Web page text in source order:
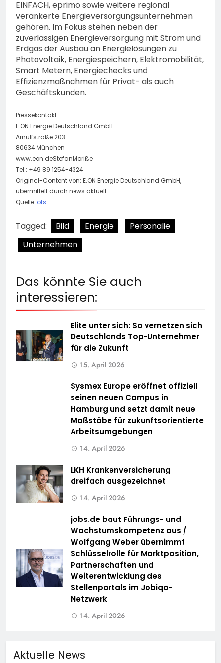
EINFACH, eprimo sowie weitere regional
verankerte Energieversorgungsunternehmen
gehören. Im Fokus stehen neben der
zuverlässigen Energieversorgung mit Strom und
Erdgas der Ausbau an Energielösungen zu
Photovoltaik, Energiespeichern, Elektromobilität,
Smart Metern, Energiechecks und
Effizienzmaßnahmen für Privat- als auch
Geschäftskunden.
Pressekontakt:
E.ON Energie Deutschland GmbH
Arnulfstraße 203
80634 München
www.eon.deStefanMoriße
Tel.: +49 89 1254-4324
Original-Content von: E.ON Energie Deutschland GmbH,
übermittelt durch news aktuell
Quelle: ots
Tagged: Bild Energie
Personalie
Unternehmen
Das könnte Sie auch
interessieren:
Elite unter sich: So vernetzen sich
Deutschlands Top-Unternehmer
für die Zukunft
15. April 2026
Sysmex Europe eröffnet offiziell
seinen neuen Campus in
Hamburg und setzt damit neue
Maßstäbe für zukunftsorientierte
Arbeitsumgebungen
14. April 2026
LKH Krankenversicherung
dreifach ausgezeichnet
14. April 2026
jobs.de baut Führungs- und
Wachstumskompetenz aus /
Wolfgang Weber übernimmt
Schlüsselrolle für Marktposition,
Partnerschaften und
Weiterentwicklung des
Stellenportals im Jobiqo-
Netzwerk
14. April 2026
Aktuelle News